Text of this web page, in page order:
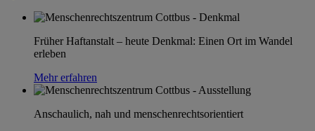
Früher Haftanstalt – heute Denkmal: Einen Ort im Wandel
erleben
Mehr erfahren
Anschaulich, nah und menschenrechtsorientiert